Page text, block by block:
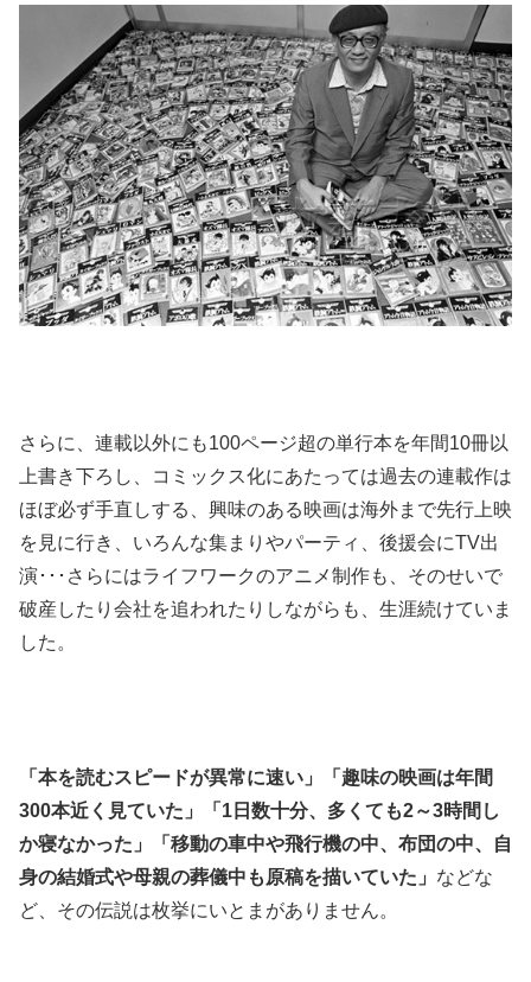
さらに、連載以外にも100ページ超の単行本を年間10冊以
上書き下ろし、コミックス化にあたっては過去の連載作は
ほぼ必ず手直しする、興味のある映画は海外まで先行上映
を見に行き、いろんな集まりやパーティ、後援会にTV出
演･･･さらにはライフワークのアニメ制作も、そのせいで
破産したり会社を追われたりしながらも、生涯続けていま
した。
「本を読むスピードが異常に速い」「趣味の映画は年間
300本近く見ていた」「1日数十分、多くても2～3時間し
か寝なかった」「移動の車中や飛行機の中、布団の中、自
身の結婚式や母親の葬儀中も原稿を描いていた」 などな
ど、その伝説は枚挙にいとまがありません。